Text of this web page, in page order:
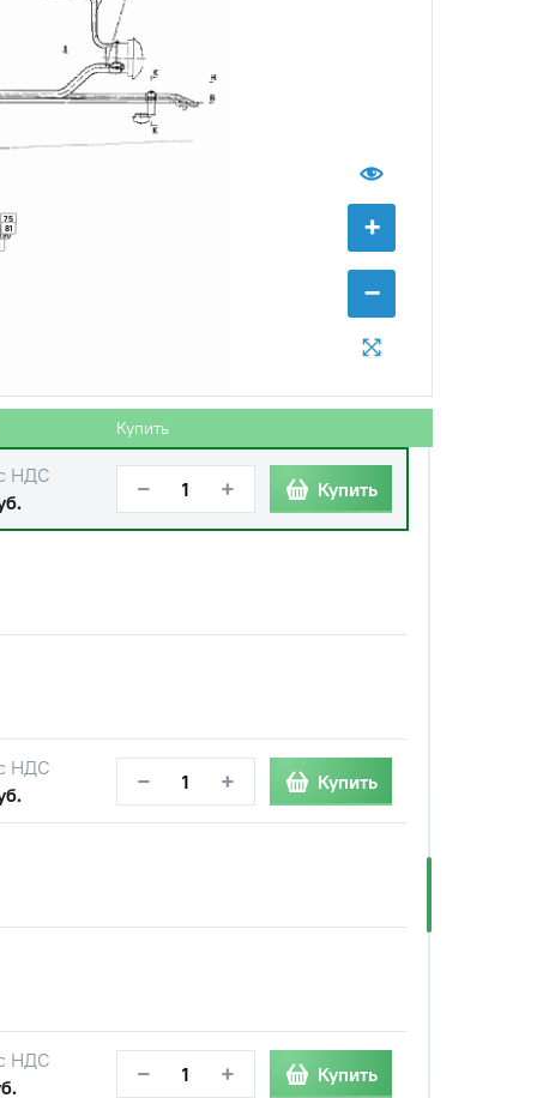
+
−
75
81
Купить
Купить
НДС
− + Купить
НДС
− + Купить
НДС
− + Купить
НДС
− + Купить